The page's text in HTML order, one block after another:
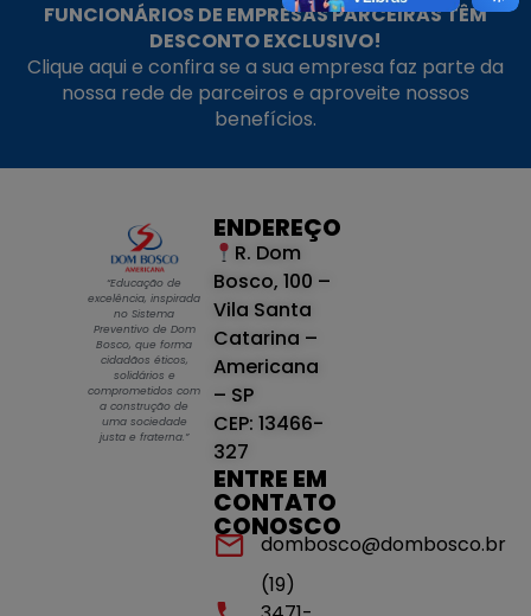
FUNCIONÁRIOS DE EMPRESAS PARCEIRAS TÊM
DESCONTO EXCLUSIVO!
Clique aqui e confira se a sua empresa faz parte da
nossa rede de parceiros e aproveite nossos
benefícios.
“Educação de
excelência, inspirada
no Sistema
Preventivo de Dom
Bosco, que forma
cidadãos éticos,
solidários e
comprometidos com
a construção de
uma sociedade
justa e fraterna.”
ENDEREÇO
R. Dom
Bosco, 100 –
Vila Santa
Catarina –
Americana
– SP
CEP: 13466-
327
ENTRE EM
CONTATO
CONOSCO
dombosco@dombosco.br
(19)